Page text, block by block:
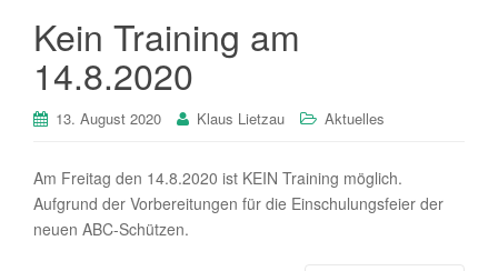
Kein Training am
14.8.2020
13. August 2020 Klaus Lietzau Aktuelles
Am Freitag den 14.8.2020 ist KEIN Training möglich.
Aufgrund der Vorbereitungen für die Einschulungsfeier der
neuen ABC-Schützen.